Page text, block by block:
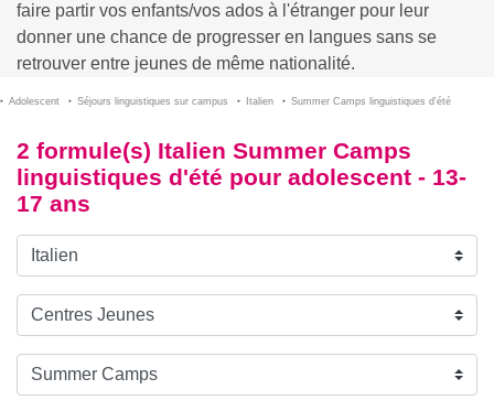
faire partir vos enfants/vos ados à l'étranger pour leur
donner une chance de progresser en langues sans se
retrouver entre jeunes de même nationalité.
Adolescent Séjours linguistiques sur campus Italien Summer Camps linguistiques d'été
2 formule(s) Italien Summer Camps
linguistiques d'été pour adolescent - 13-
17 ans